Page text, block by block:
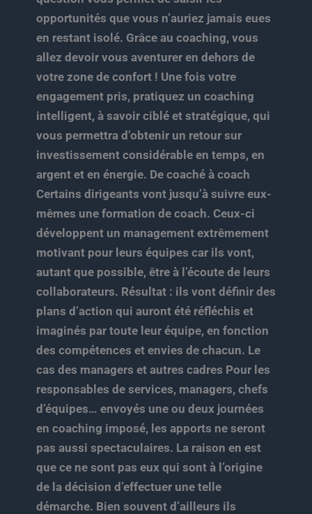
opportunités que vous n’auriez jamais eues
en restant isolé. Grâce au coaching, vous
allez devoir vous aventurer en dehors de
votre zone de confort ! Une fois votre
engagement pris, pratiquez un coaching
intelligent, à savoir ciblé et stratégique, qui
vous permettra d’obtenir un retour sur
investissement considérable en temps, en
argent et en énergie. De coaché à coach
Certains dirigeants vont jusqu’à suivre eux-
mêmes une formation de coach. Ceux-ci
développent un management extrêmement
motivant pour leurs équipes car ils vont,
autant que possible, être à l’écoute de leurs
collaborateurs. Résultat : ils vont définir des
plans d’action qui auront été réfléchis et
imaginés par toute leur équipe, en fonction
des compétences et envies de chacun. Le
cas des managers et autres cadres Pour les
responsables de services, managers, chefs
d’équipes… envoyés une ou deux journées
en coaching imposé, les apports ne seront
pas aussi spectaculaires. La raison en est
que ce ne sont pas eux qui sont à l’origine
de la décision d’effectuer une telle
démarche. Bien souvent d’ailleurs ils